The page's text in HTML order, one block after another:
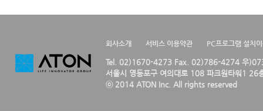
회사소개 서비스 이용약관 PC프로그램 설치
Tel. 02)1670-4273 Fax. 02)786-4274 우
서울시 영등포구 여의대로 108 파크원타워1 26
ⓒ 2014 ATON Inc. All rights reserved